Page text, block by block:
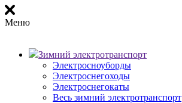
Меню
Зимний электротранспорт
Электросноуборды
Электроснегоходы
Электроснегокаты
Весь зимний электротранспорт